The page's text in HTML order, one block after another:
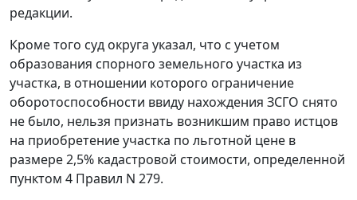
редакции.
Кроме того суд округа указал, что с учетом
образования спорного земельного участка из
участка, в отношении которого ограничение
оборотоспособности ввиду нахождения ЗСГО снято
не было, нельзя признать возникшим право истцов
на приобретение участка по льготной цене в
размере 2,5% кадастровой стоимости, определенной
пунктом 4 Правил N 279.